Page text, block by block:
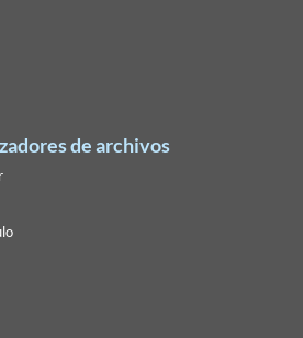
de archivos